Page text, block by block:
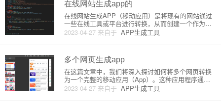
在线网站生成app的
2023-04-27 来自于 APP生成工具
在线网站生成APP（移动应用）是将现有的网站通过
一些在线工具或平台进行转换，从而创建一个作为手
机、平板等移动设备上原生应用的程序。这些移动应
用将网站内容优化到移动设备上，并提供更优质的用
理和方法。原理：1.
多个网页生成app
2023-04-27 来自于 APP生成工具
在这篇文章中，我们将深入探讨如何将多个网页转换
为一个完整的移动应用（App）。这种应用程序通常
被称为"混合应用（Hybrid App）"，它们结合了本地应
用程序和网页应用程序的优势。混合应用可以通过将